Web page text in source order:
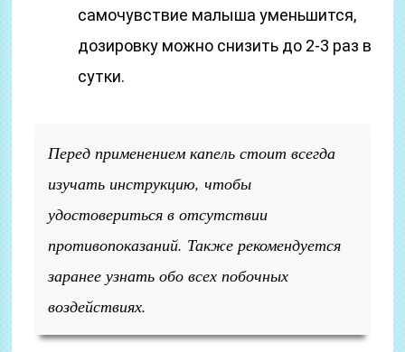
самочувствие малыша уменьшится,
дозировку можно снизить до 2-3 раз в
сутки.
Перед применением капель стоит всегда
изучать инструкцию, чтобы
удостовериться в отсутствии
противопоказаний. Также рекомендуется
заранее узнать обо всех побочных
воздействиях.